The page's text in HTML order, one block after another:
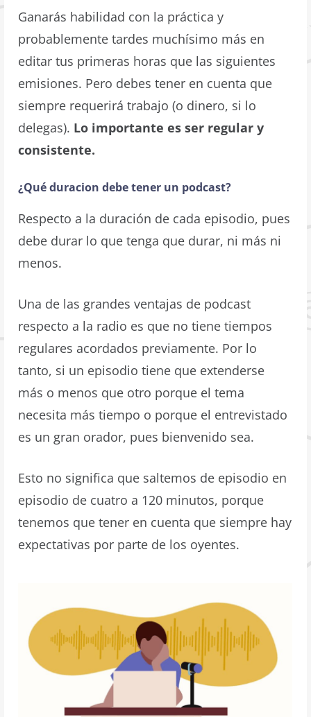
Ganarás habilidad con la práctica y
probablemente tardes muchísimo más en
editar tus primeras horas que las siguientes
emisiones. Pero debes tener en cuenta que
siempre requerirá trabajo (o dinero, si lo
delegas). Lo importante es ser regular y
consistente.
¿Qué duracion debe tener un podcast?
Respecto a la duración de cada episodio, pues
debe durar lo que tenga que durar, ni más ni
menos.
Una de las grandes ventajas de podcast
respecto a la radio es que no tiene tiempos
regulares acordados previamente. Por lo
tanto, si un episodio tiene que extenderse
más o menos que otro porque el tema
necesita más tiempo o porque el entrevistado
es un gran orador, pues bienvenido sea.
Esto no significa que saltemos de episodio en
episodio de cuatro a 120 minutos, porque
tenemos que tener en cuenta que siempre hay
expectativas por parte de los oyentes.